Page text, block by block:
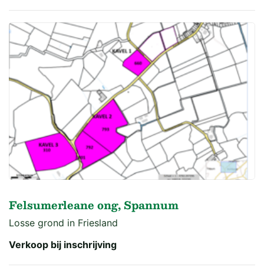
Felsumerleane ong, Spannum
Losse grond in Friesland
Verkoop bij inschrijving